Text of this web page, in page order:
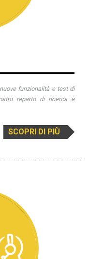
funzionalità e test di
reparto di ricerca e
SCOPRI DI PIÙ